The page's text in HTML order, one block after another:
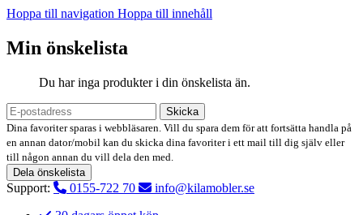
Hoppa till navigation Hoppa till innehåll
Min önskelista
Du har inga produkter i din önskelista än.
Skicka
Dina favoriter sparas i webbläsaren. Vill du spara dem för att fortsätta handla på
en annan dator/mobil kan du skicka dina favoriter i ett mail till dig själv eller
till någon annan du vill dela den med.
Dela önskelista
Support: 0155-722 70
info@kilamobler.se